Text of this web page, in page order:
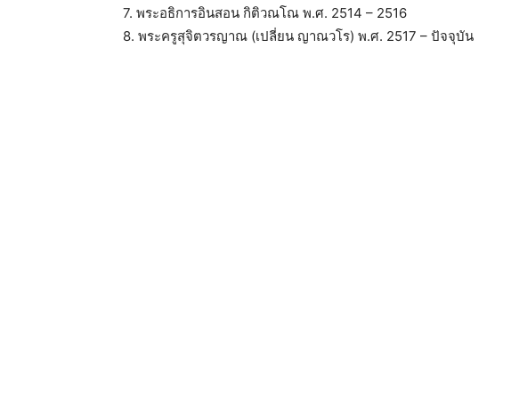
7. พระอธิการอินสอน กิติวณโณ พ.ศ. 2514 – 2516
8. พระครูสุจิตวรญาณ (เปลี่ยน ญาณวโร) พ.ศ. 2517 – ปัจจุบัน